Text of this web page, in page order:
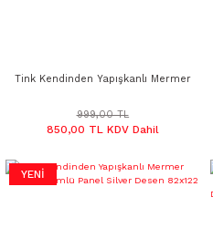
Tink Kendinden Yapışkanlı Mermer
Desen 82x122
999,00 TL
850,00 TL KDV Dahil
YENİ